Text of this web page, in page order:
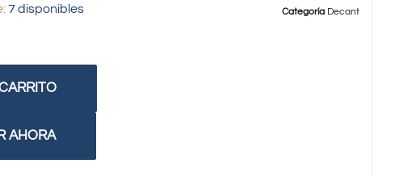
7 disponibles
AHORA
Categoría Decant